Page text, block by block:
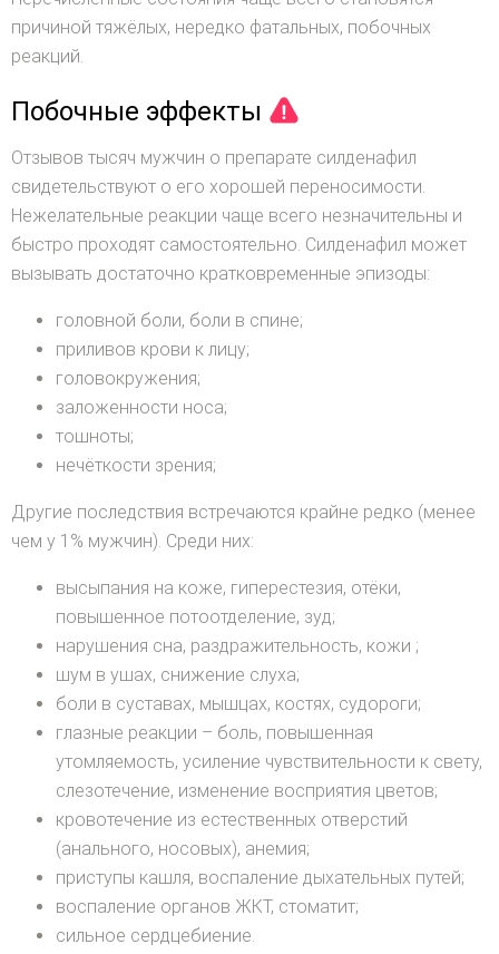
причиной тяжёлых, нередко фатальных, побочных
реакций.
Побочные эффекты
Отзывов тысяч мужчин о препарате силденафил
свидетельствуют о его хорошей переносимости.
Нежелательные реакции чаще всего незначительны и
быстро проходят самостоятельно. Силденафил может
вызывать достаточно кратковременные эпизоды:
головной боли, боли в спине;
приливов крови к лицу;
головокружения;
заложенности носа;
тошноты;
нечёткости зрения;
Другие последствия встречаются крайне редко (менее
чем у 1% мужчин). Среди них:
высыпания на коже, гиперестезия, отёки,
повышенное потоотделение, зуд;
нарушения сна, раздражительность, кожи ;
шум в ушах, снижение слуха;
боли в суставах, мышцах, костях, судороги;
глазные реакции – боль, повышенная
утомляемость, усиление чувствительности к свету,
слезотечение, изменение восприятия цветов;
кровотечение из естественных отверстий
(анального, носовых), анемия;
приступы кашля, воспаление дыхательных путей;
воспаление органов ЖКТ, стоматит;
сильное сердцебиение.